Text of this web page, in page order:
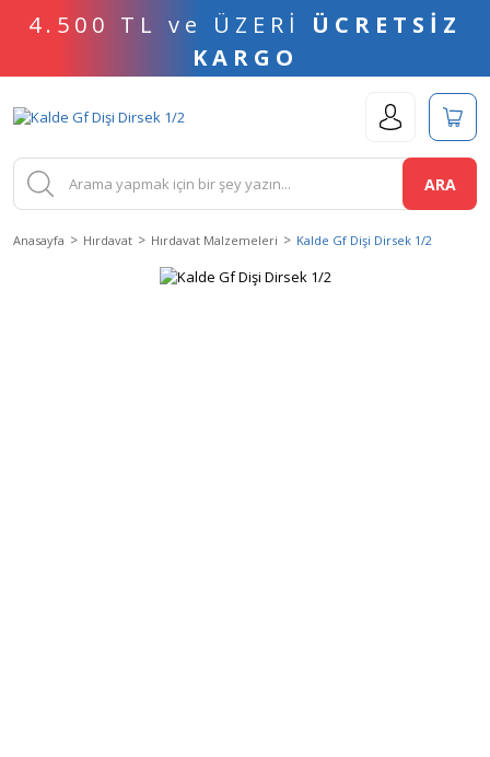
4.500 TL ve ÜZERİ ÜCRETSİZ
KARGO
ARA
Anasayfa Hırdavat Hırdavat Malzemeleri Kalde Gf Dişi Dirsek 1/2